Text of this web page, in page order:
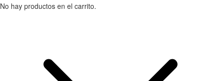
No hay productos en el carrito.